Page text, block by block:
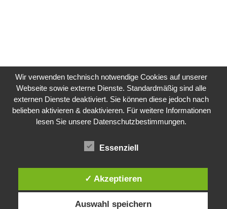
Impressum Datenschutzbedingungen
Wir verwenden technisch notwendige Cookies auf unserer
Webseite sowie externe Dienste. Standardmäßig sind alle
externen Dienste deaktiviert. Sie können diese jedoch nach
belieben aktivieren & deaktivieren. Für weitere Informationen
lesen Sie unsere Datenschutzbestimmungen.
Essenziell
✓ Akzeptieren
Auswahl speichern